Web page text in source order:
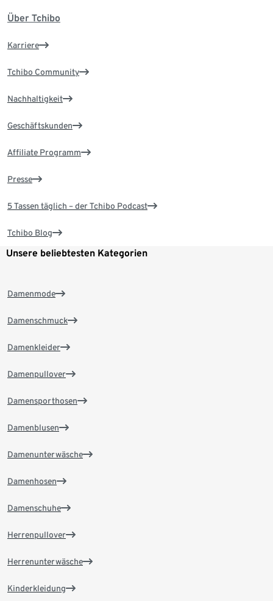
Über Tchibo
Karriere
Tchibo Community
Nachhaltigkeit
Geschäftskunden
Affiliate Programm
Presse
5 Tassen täglich – der Tchibo Podcast
Tchibo Blog
Unsere beliebtesten Kategorien
Damenmode
Damenschmuck
Damenkleider
Damenpullover
Damensporthosen
Damenblusen
Damenunterwäsche
Damenhosen
Damenschuhe
Herrenpullover
Herrenunterwäsche
Kinderkleidung